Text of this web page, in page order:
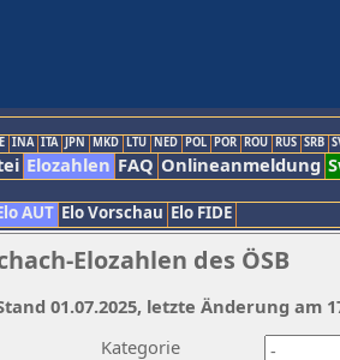
INA ITA JPN MKD LTU NED POL POR ROU RUS SRB
Elozahlen FAQ Onlineanmeldung
AUT Elo Vorschau Elo FIDE
Elozahlen des ÖSB
Kategorie
01.07.2025, letzte Änderung am